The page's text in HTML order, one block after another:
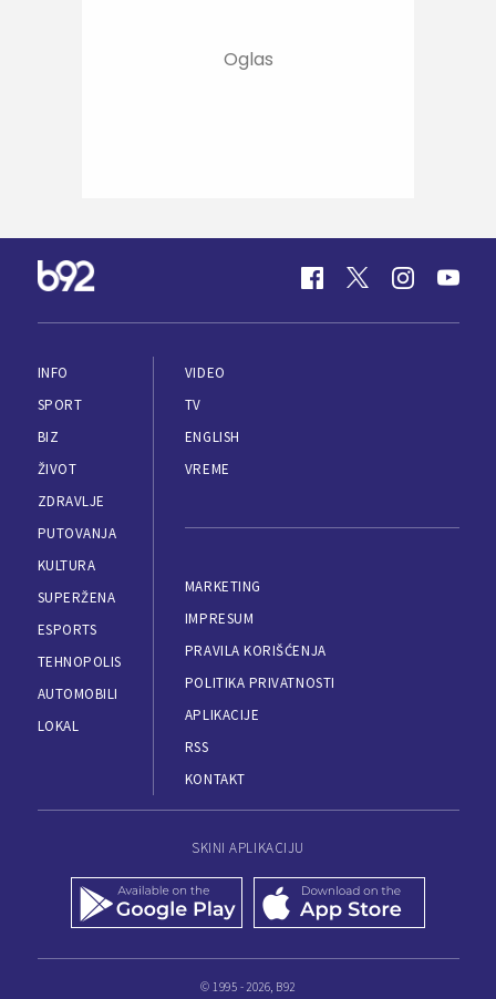
INFO
SPORT
BIZ
ŽIVOT
ZDRAVLJE
PUTOVANJA
KULTURA
SUPERŽENA
ESPORTS
TEHNOPOLIS
AUTOMOBILI
LOKAL
VIDEO
TV
ENGLISH
VREME
MARKETING
IMPRESUM
PRAVILA KORIŠĆENJA
POLITIKA PRIVATNOSTI
APLIKACIJE
RSS
KONTAKT
SKINI APLIKACIJU
© 1995 - 2026, B92